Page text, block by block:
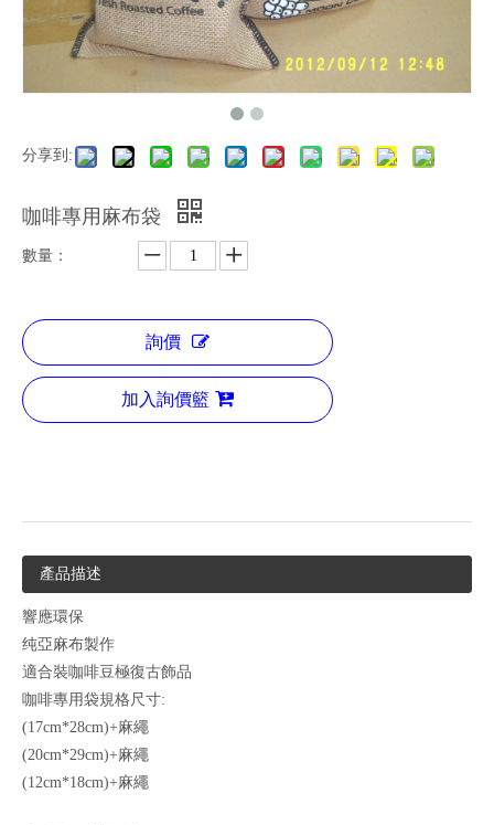
分享到:
咖啡專用麻布袋
數量：
詢價
加入詢價籃
產品描述
響應環保
纯亞麻布製作
適合裝咖啡豆極復古飾品
咖啡專用袋規格尺寸:
(17cm*28cm)+麻繩
(20cm*29cm)+麻繩
(12cm*18cm)+麻繩